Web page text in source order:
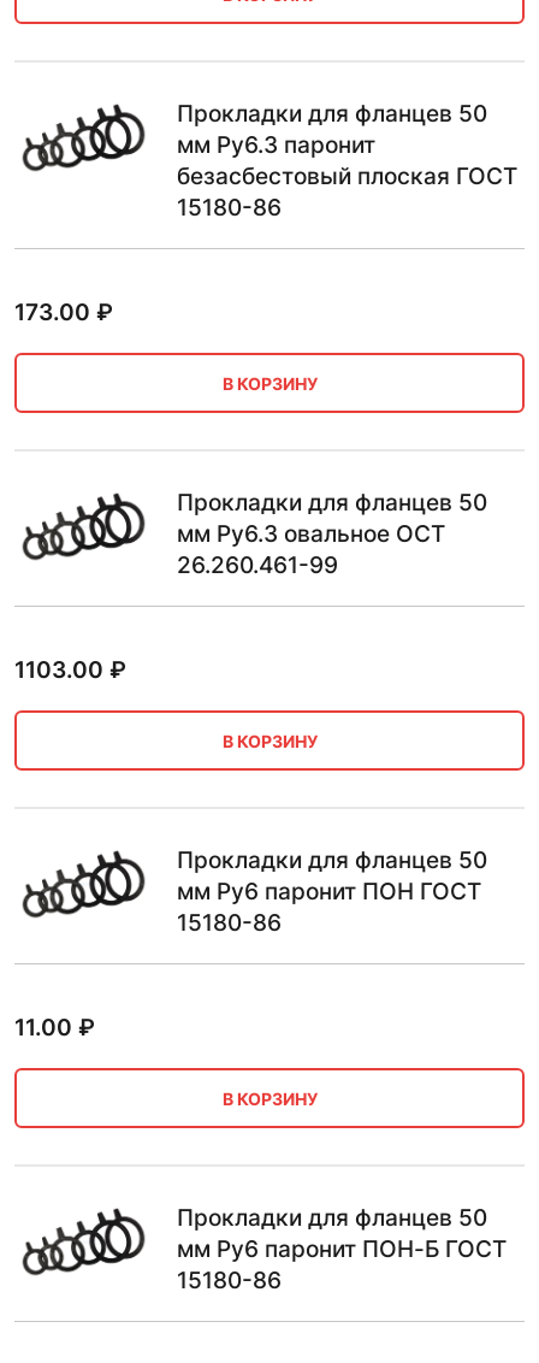
Прокладки для фланцев 50
мм Ру6.3 паронит
безасбестовый плоская ГОСТ
15180-86
173.00 ₽
В КОРЗИНУ
Прокладки для фланцев 50
мм Ру6.3 овальное ОСТ
26.260.461-99
1103.00 ₽
В КОРЗИНУ
Прокладки для фланцев 50
мм Ру6 паронит ПОН ГОСТ
15180-86
11.00 ₽
В КОРЗИНУ
Прокладки для фланцев 50
мм Ру6 паронит ПОН-Б ГОСТ
15180-86